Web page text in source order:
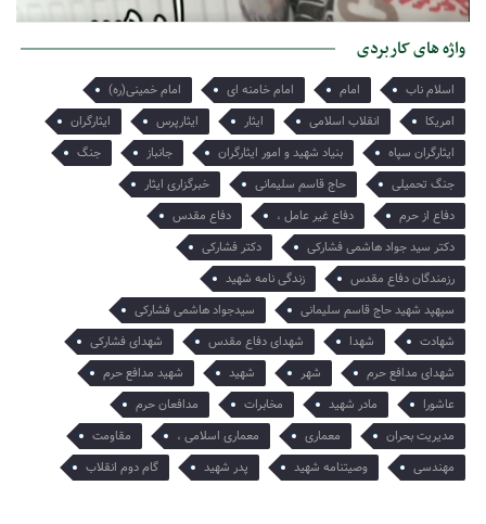
میبینی و از دلتنگی هایش آگاهی…
واژه های کاربردی
اسلام ناب امام امام خامنه ای
امام خمینی(ره)
امریکا
انقلاب اسلامی ایثار ایثارپرس
ایثارگران
ایثارگران سپاه
بنیاد شهید و امور ایثارگران جانباز
جنگ
جنگ تحمیلی
حاج قاسم سلیمانی
خبرگزاری ایثار
دفاع از حرم
دفاع غیر عامل ،
دفاع مقدس
دکتر سید جواد هاشمی فشارکی
دکتر فشارکی
رزمندگان دفاع مقدس
زندگی نامه شهید
سپهپد شهید حاج قاسم سلیمانی
سیدجواد هاشمی فشارکی
شهادت
شهدا شهدای دفاع مقدس
شهدای فشارکی
شهدای مدافع حرم
شهر شهید
شهید مدافع حرم
عاشورا
مادر شهید مخابرات
مدافعان حرم
مدیریت بحران
معماری معماری اسلامی ،
مقاومت
مهندسی
وصیتنامه شهید پدر شهید گام دوم انقلاب